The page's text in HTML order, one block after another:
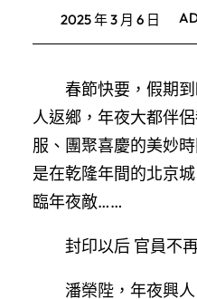
2025 年 3 月 6 日
春節快要，假期
人返鄉，年夜大都伴
服、團聚喜慶的美妙
是在乾隆年間的北京
臨年夜敵……
封印以后 官員不
潘榮陛，年夜興